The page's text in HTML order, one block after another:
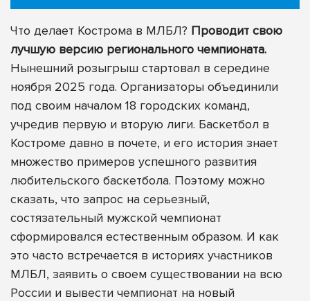
Что делает Кострома в МЛБЛ? Проводит свою
лучшую версию регионального чемпионата.
Нынешний розыгрыш стартовал в середине
ноября 2025 года. Организаторы объединили
под своим началом 18 городских команд,
учредив первую и вторую лиги. Баскетбол в
Костроме давно в почете, и его история знает
множество примеров успешного развития
любительского баскетбола. Поэтому можно
сказать, что запрос на серьезный,
состязательный мужской чемпионат
сформировался естественным образом. И как
это часто встречается в историях участников
МЛБЛ, заявить о своем существовании на всю
России и вывести чемпионат на новый